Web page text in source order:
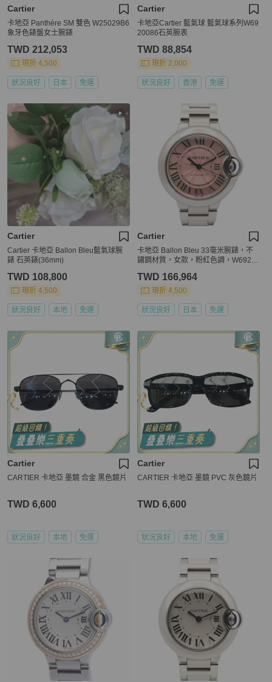
Cartier
卡地亞 Panthère SM 雙色 W25029B6
象牙色錶盤女士腕錶
TWD 212,053
現折 4,500
狀況良好 日本 免運
Cartier
卡地亞Cartier 藍氣球 藍氣球系列W69
20086石英腕表
TWD 88,854
現折 2,000
狀況良好 香港 免運
Cartier
Cartier 卡地亞 Ballon Bleu藍氣球腕
錶 石英錶(36mm)
TWD 108,800
現折 4,500
狀況良好 本地 免運
Cartier
卡地亞 Ballon Bleu 33毫米腕錶，不
鏽鋼材質，女款，粉紅色調，W6920
TWD 166,964
現折 4,500
狀況良好 日本 免運
Cartier
CARTIER 卡地亞 墨鏡 合金 黑色鏡片
TWD 6,600
狀況良好 本地 免運
Cartier
CARTIER 卡地亞 墨鏡 PVC 灰色鏡片
TWD 6,600
狀況良好 本地 免運